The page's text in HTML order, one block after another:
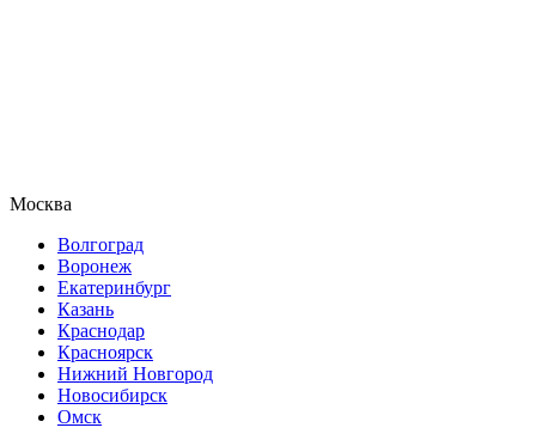
Москва
Волгоград
Воронеж
Екатеринбург
Казань
Краснодар
Красноярск
Нижний Новгород
Новосибирск
Омск